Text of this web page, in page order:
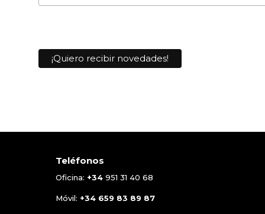
Teléfonos
Oficina: +34951 31 40 68
Móvil: +34 659 83 89 87